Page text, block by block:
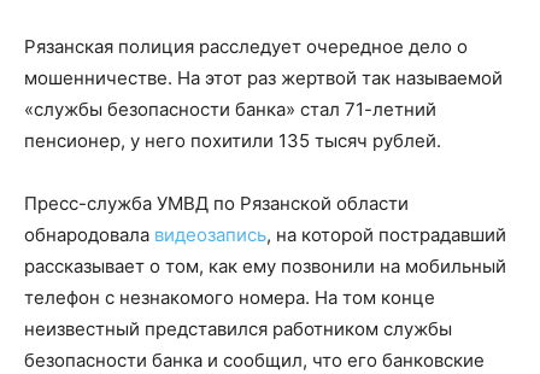
Рязанская полиция расследует очередное дело о
мошенничестве. На этот раз жертвой так называемой
«службы безопасности банка» стал 71-летний
пенсионер, у него похитили 135 тысяч рублей.
Пресс-служба УМВД по Рязанской области
обнародовала видеозапись, на которой пострадавший
рассказывает о том, как ему позвонили на мобильный
телефон с незнакомого номера. На том конце
неизвестный представился работником службы
безопасности банка и сообщил, что его банковские